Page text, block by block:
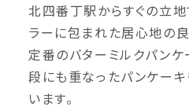
北四番丁駅からすぐの立
ラーに包まれた居心地の良
定番のバターミルクパン
段にも重なったパンケー
います。